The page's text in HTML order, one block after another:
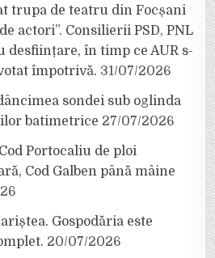
trupa de teatru din Focșani
actori”. Consilierii PSD, PNL
desființare, în timp ce AUR s-
împotrivă. 31/07/2026
sondei sub oglinda
batimetrice 27/07/2026
Portocaliu de ploi
Cod Galben până mâine
Gospodăria este
20/07/2026